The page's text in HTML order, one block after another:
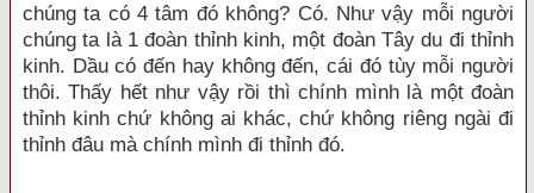
chúng ta có 4 tâm đó không? Có. Như vậy mỗi người
chúng ta là 1 đoàn thỉnh kinh, một đoàn Tây du đi thỉnh
kinh. Dầu có đến hay không đến, cái đó tùy mỗi người
thôi. Thấy hết như vậy rồi thì chính mình là một đoàn
thỉnh kinh chứ không ai khác, chứ không riêng ngài đi
thỉnh đâu mà chính mình đi thỉnh đó.